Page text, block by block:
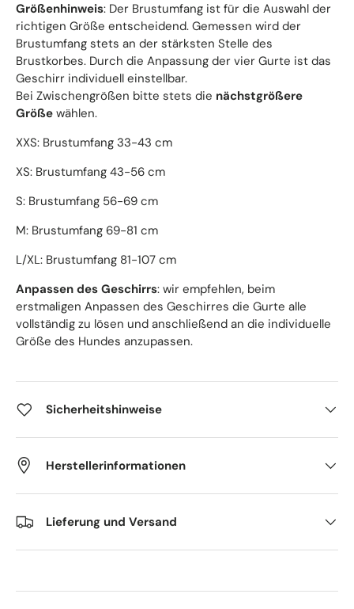
Größenhinweis: Der Brustumfang ist für die Auswahl der
richtigen Größe entscheidend. Gemessen wird der
Brustumfang stets an der stärksten Stelle des
Brustkorbes. Durch die Anpassung der vier Gurte ist das
Geschirr individuell einstellbar.
Bei Zwischengrößen bitte stets die nächstgrößere
Größe wählen.
XXS: Brustumfang 33-43 cm
XS: Brustumfang 43-56 cm
S: Brustumfang 56-69 cm
M: Brustumfang 69-81 cm
L/XL: Brustumfang 81-107 cm
Anpassen des Geschirrs: wir empfehlen, beim
erstmaligen Anpassen des Geschirres die Gurte alle
vollständig zu lösen und anschließend an die individuelle
Größe des Hundes anzupassen.
Sicherheitshinweise
Herstellerinformationen
Lieferung und Versand